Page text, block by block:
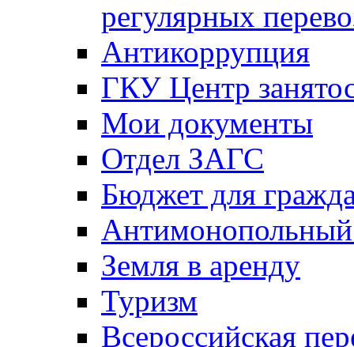
регулярных
Антикоррупция
ГКУ Центр
Мои документы
Отдел ЗАГС
Бюджет для
Антимонопольный
Земля в аренду
Туризм
Всероссийская